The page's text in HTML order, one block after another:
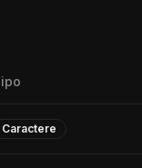
Caractere